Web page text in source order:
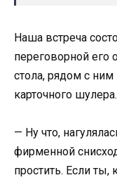
Наша встреча
переговорной его
стола, рядом с
карточного
— Ну что,
фирменной
простить. Если ты,